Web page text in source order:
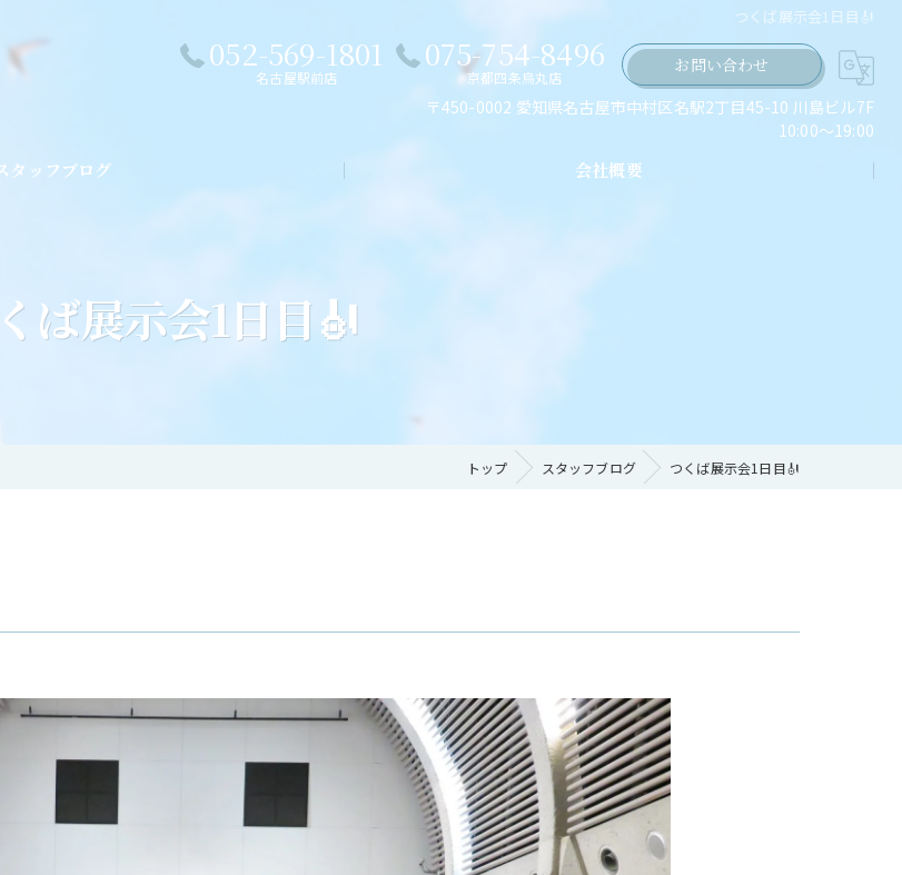
つくば展示会1日目🎻
052-569-1801
名古屋駅前店
075-754-8496
京都四条烏丸店
お問い合わせ
〒450-0002 愛知県名古屋市中村区名駅2丁目45-10 川島ビル7F
10:00～19:00
タッフブログ 会社概要
ば展示会1日目🎻
トップ スタッフブログ つくば展示会1日目🎻